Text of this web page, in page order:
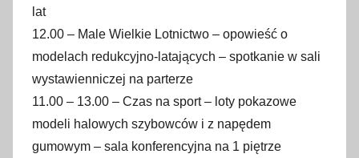
lat
12.00 – Male Wielkie Lotnictwo – opowieść o
modelach redukcyjno-latających – spotkanie w sali
wystawienniczej na parterze
11.00 – 13.00 – Czas na sport – loty pokazowe
modeli halowych szybowców i z napędem
gumowym – sala konferencyjna na 1 piętrze